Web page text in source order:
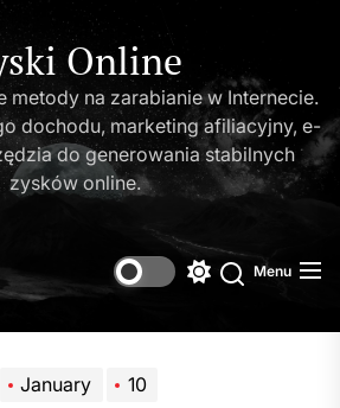
Online
metody na zarabianie w Internecie.
dochodu, marketing afiliacyjny, e-
do generowania stabilnych
zysków online.
SwitchSearch
Menu
January 10